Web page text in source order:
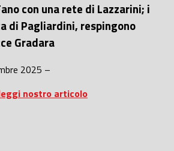
con una rete di Lazzarini; i
di Pagliardini, respingono
Gradara
2025 –
nostro articolo